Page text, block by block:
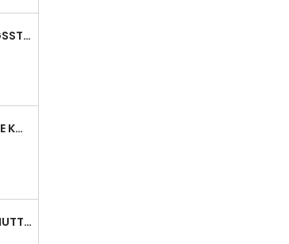
SATZ V. 4 FÜHRUNGSSTIFTEN FÜR EMCO SWING
VORSCHUBGETRIEBE KOMPL. F. REX 2000 MIT KEILRIEMEN - DERZEIT NICHT LAGERND
GRUPPE SCHLOSSMUTTER METRISCH